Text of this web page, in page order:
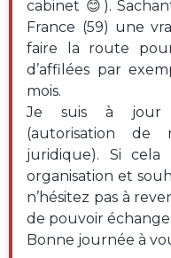
cabinet 😊).
France (59) une
faire la route
d’affilées par
mois.
Je suis à jour
(autorisation de
juridique). Si
organisation et
n’hésitez pas à
de pouvoir
Bonne journée à